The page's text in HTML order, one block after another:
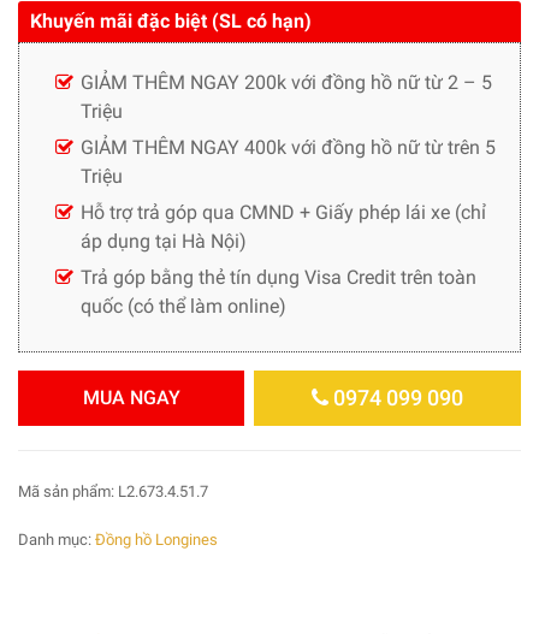
Khuyến mãi đặc biệt (SL có hạn)
GIẢM THÊM NGAY 200k với đồng hồ nữ từ 2 – 5
Triệu
GIẢM THÊM NGAY 400k với đồng hồ nữ từ trên 5
Triệu
Hỗ trợ trả góp qua CMND + Giấy phép lái xe (chỉ
áp dụng tại Hà Nội)
Trả góp bằng thẻ tín dụng Visa Credit trên toàn
quốc (có thể làm online)
MUA NGAY 0974 099 090
Mã sản phẩm: L2.673.4.51.7
Danh mục: Đồng hồ Longines